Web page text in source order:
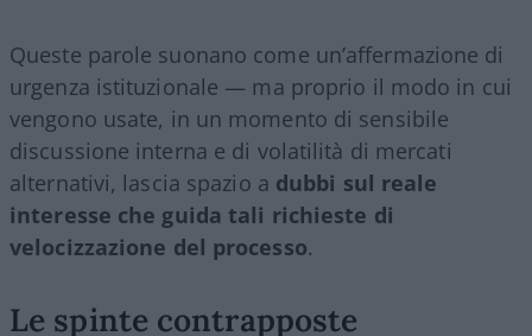
Queste parole suonano come un’affermazione di
urgenza istituzionale — ma proprio il modo in cui
vengono usate, in un momento di sensibile
discussione interna e di volatilità di mercati
alternativi, lascia spazio a dubbi sul reale
interesse che guida tali richieste di
velocizzazione del processo.
Le spinte contrapposte